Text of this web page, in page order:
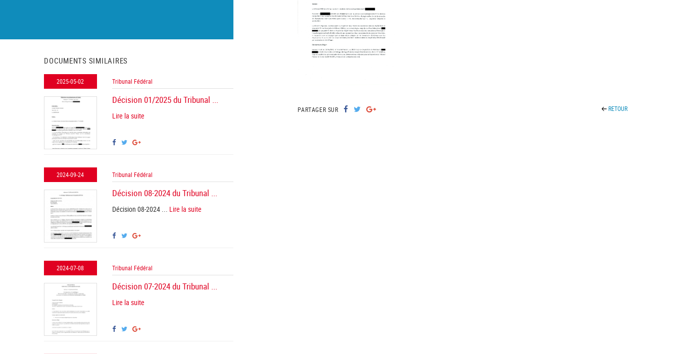
DOCUMENTS SIMILAIRES
2025-05-02 Tribunal Fédéral
Décision 01/2025 du Tribunal ...
Lire la suite
2024-09-24 Tribunal Fédéral
Décision 08-2024 du Tribunal ...
Décision 08-2024 ... Lire la suite
2024-07-08 Tribunal Fédéral
Décision 07-2024 du Tribunal ...
Lire la suite
PARTAGER SUR RETOUR